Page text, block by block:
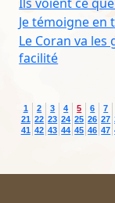
Je témoigne
Le Coran va
facilité
1 2 3 4 5 6 7
21 22 23 24 25 26 27
41 42 43 44 45 46 47